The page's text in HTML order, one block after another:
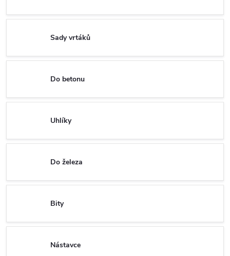
Sady vrtáků
Do betonu
Uhlíky
Do železa
Bity
Nástavce